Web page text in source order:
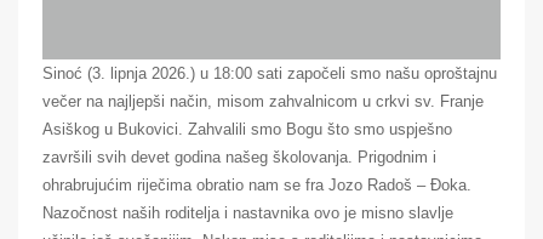
Sinoć (3. lipnja 2026.) u 18:00 sati započeli smo našu oproštajnu
večer na najljepši način, misom zahvalnicom u crkvi sv. Franje
Asiškog u Bukovici. Zahvalili smo Bogu što smo uspješno
završili svih devet godina našeg školovanja. Prigodnim i
ohrabrujućim riječima obratio nam se fra Jozo Radoš – Đoka.
Nazočnost naših roditelja i nastavnika ovo je misno slavlje